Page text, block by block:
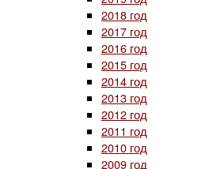
2018 год
2017 год
2016 год
2015 год
2014 год
2013 год
2012 год
2011 год
2010 год
2009 год